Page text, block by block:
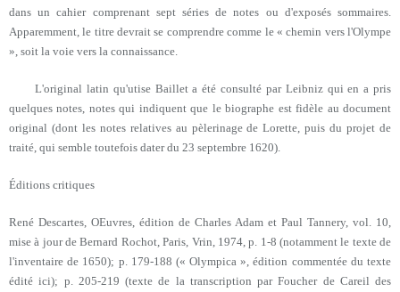
dans un cahier comprenant sept séries de notes ou d'exposés sommaires.
Apparemment, le titre devrait se comprendre comme le « chemin vers l'Olympe
», soit la voie vers la connaissance.
L'original latin qu'utise Baillet a été consulté par Leibniz qui en a pris
quelques notes, notes qui indiquent que le biographe est fidèle au document
original (dont les notes relatives au pèlerinage de Lorette, puis du projet de
traité, qui semble toutefois dater du 23 septembre 1620).
Éditions critiques
René Descartes, OEuvres, édition de Charles Adam et Paul Tannery, vol. 10,
mise à jour de Bernard Rochot, Paris, Vrin, 1974, p. 1-8 (notamment le texte de
l'inventaire de 1650); p. 179-188 (« Olympica », édition commentée du texte
édité ici); p. 205-219 (texte de la transcription par Foucher de Careil des